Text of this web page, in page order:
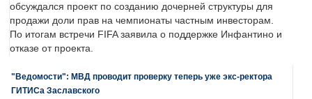
обсуждался проект по созданию дочерней структуры для
продажи доли прав на чемпионаты частным инвесторам.
По итогам встречи FIFA заявила о поддержке Инфантино и
отказе от проекта.
"Ведомости": МВД проводит проверку теперь уже экс-ректора
ГИТИСа Заславского